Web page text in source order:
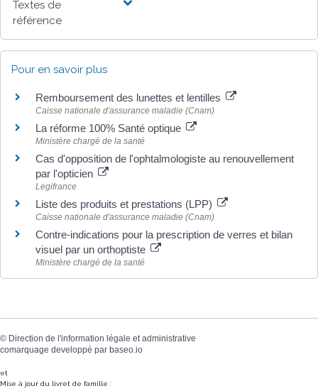
Textes de
référence
Pour en savoir plus
Remboursement des lunettes et lentilles
Caisse nationale d'assurance maladie (Cnam)
La réforme 100% Santé optique
Ministère chargé de la santé
Cas d'opposition de l'ophtalmologiste au renouvellement
par l'opticien
Legifrance
Liste des produits et prestations (LPP)
Caisse nationale d'assurance maladie (Cnam)
Contre-indications pour la prescription de verres et bilan
visuel par un orthoptiste
Ministère chargé de la santé
© Direction de l'information légale et administrative
comarquage developpé par baseo.io
et
Mise à jour du livret de famille :